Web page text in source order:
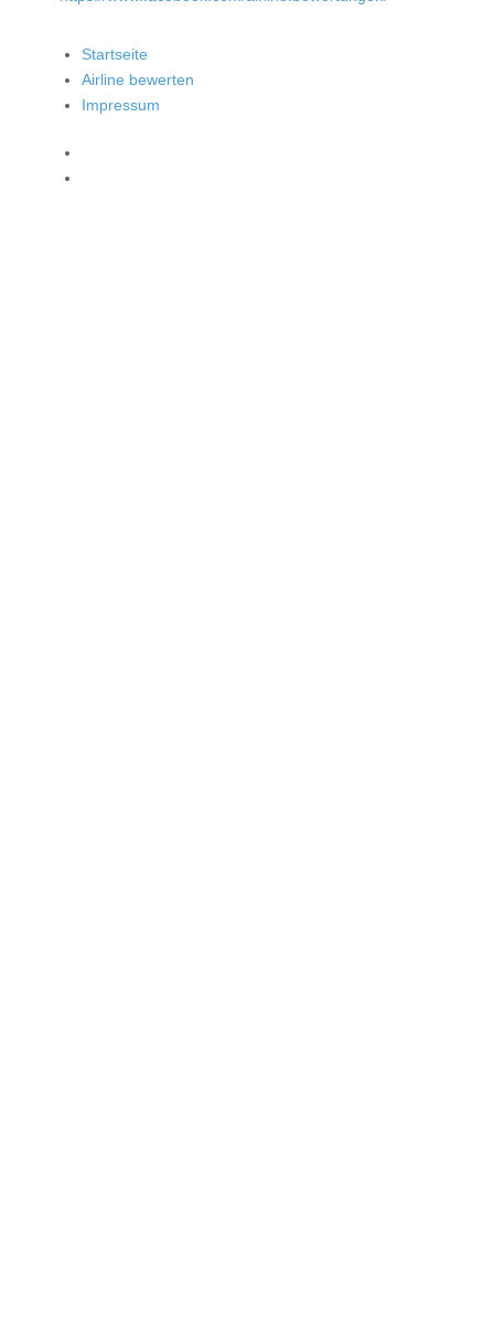
Startseite
Airline bewerten
Impressum